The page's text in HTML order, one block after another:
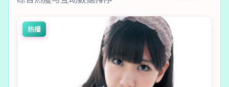
热播